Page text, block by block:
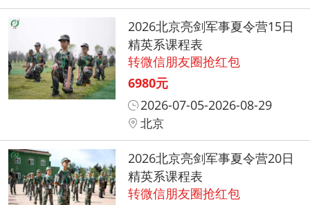
2026北京亮剑军事夏令营15日
精英系课程表
转微信朋友圈抢红包
6980元
2026-07-05-2026-08-29
北京
2026北京亮剑军事夏令营20日
精英系课程表
转微信朋友圈抢红包